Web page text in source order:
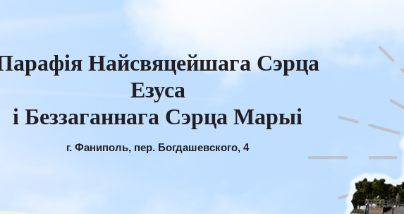
Найсвяцейшага Сэрца
Езуса
і Беззаганнага Сэрца Марыі
г. Фаниполь, пер. Богдашевского, 4